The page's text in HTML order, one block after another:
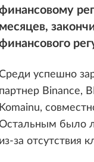
месяцев,
успешно
партнер Binance,
Komainu,
было
из-за отсутствия